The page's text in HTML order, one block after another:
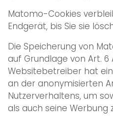
Matomo-Cookies
Endgerät, bis Sie sie
Die Speicherung von
auf Grundlage von Art. 6
Websitebetreiber hat
an der anonymisierten
Nutzerverhaltens, um
als auch seine Werbung